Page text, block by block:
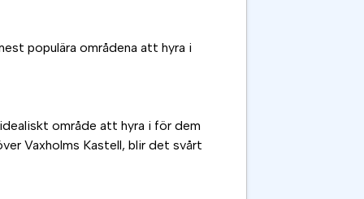
populära områdena att hyra i
område att hyra i för dem
Vaxholms Kastell, blir det svårt